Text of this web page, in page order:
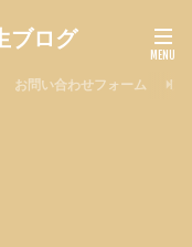
ブログ
お問い合わせフォーム プ